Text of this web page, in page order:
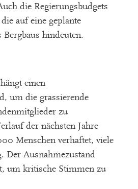
die Regierungsbudgets
auf eine geplante
Bergbaus hindeuten.
einen
um die grassierende
zu
der nächsten Jahre
Menschen verhaftet, viele
Der Ausnahmezustand
um kritische Stimmen zu